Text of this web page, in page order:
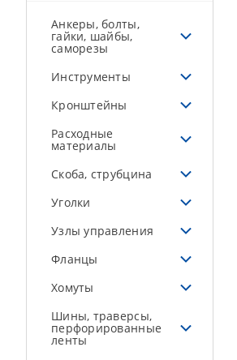
Анкеры, болты,
гайки, шайбы,
саморезы
Инструменты
Кронштейны
Расходные
материалы
Скоба, струбцина
Уголки
Узлы управления
Фланцы
Хомуты
Шины, траверсы,
перфорированные
ленты